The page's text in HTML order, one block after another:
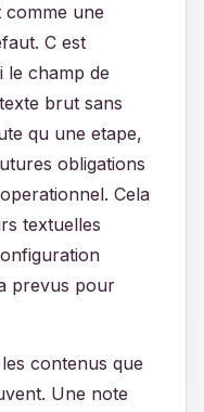
comme une
C est
le champ de
brut sans
qu une etape,
obligations
Cela
textuelles
prevus pour
contenus que
Une note